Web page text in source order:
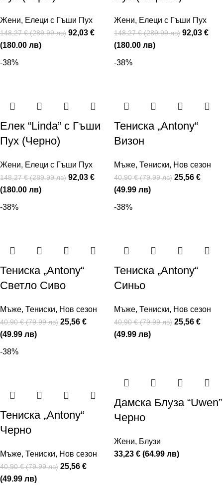
Жени, Елеци с Гъши Пух
148,27 € (289.99 лв) 92,03 €
(180.00 лв)
Жени, Елеци с Гъши Пух
148,27 € (289.99 лв) 92,03 €
(180.00 лв)
-38%
Елек “Linda” с Гъши
Пух (Черно)
Жени, Елеци с Гъши Пух
148,27 € (289.99 лв) 92,03 €
(180.00 лв)
-38%
Тениска „Antony“
Визон
Мъже, Тениски, Нов сезон
40,90 € (79.99 лв) 25,56 €
(49.99 лв)
-38%
Тениска „Antony“
Светло Сиво
Мъже, Тениски, Нов сезон
40,90 € (79.99 лв) 25,56 €
(49.99 лв)
-38%
Тениска „Antony“
Синьо
Мъже, Тениски, Нов сезон
40,90 € (79.99 лв) 25,56 €
(49.99 лв)
-38%
Тениска „Antony“
Черно
Мъже, Тениски, Нов сезон
40,90 € (79.99 лв) 25,56 €
(49.99 лв)
Дамска Блуза “Uwen”
Черно
Жени, Блузи
33,23 € (64.99 лв)